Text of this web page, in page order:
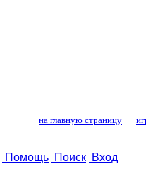
на главную страницу
Помощь Поиск Вход